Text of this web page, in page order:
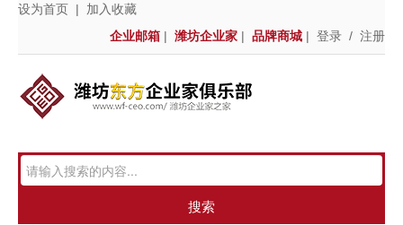
设为首页 | 加入收藏
企业邮箱 | 潍坊企业家 | 品牌商城 | 登录 / 注册
搜索